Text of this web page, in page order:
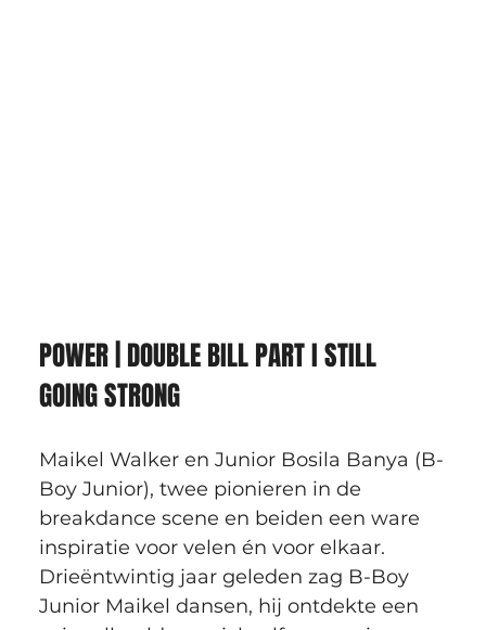
POWER | DOUBLE BILL PART I STILL
GOING STRONG
Maikel Walker en Junior Bosila Banya (B-
Boy Junior), twee pionieren in de
breakdance scene en beiden een ware
inspiratie voor velen én voor elkaar.
Drieëntwintig jaar geleden zag B-Boy
Junior Maikel dansen, hij ontdekte een